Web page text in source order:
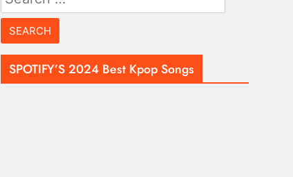
for:
SPOTIFY’S 2024 Best Kpop Songs